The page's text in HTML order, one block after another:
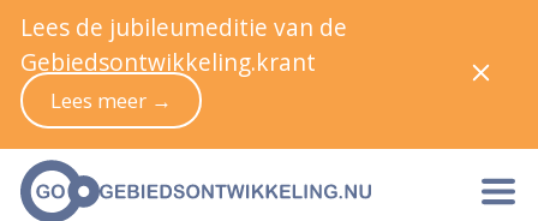
Lees de jubileumeditie van de
Gebiedsontwikkeling.krant
Lees meer →